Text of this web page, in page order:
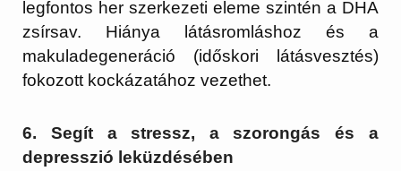
legfontos her szerkezeti eleme szintén a DHA
zsírsav. Hiánya látásromláshoz és a
makuladegeneráció (időskori látásvesztés)
fokozott kockázatához vezethet.
6. Segít a stressz, a szorongás és a
depresszió leküzdésében